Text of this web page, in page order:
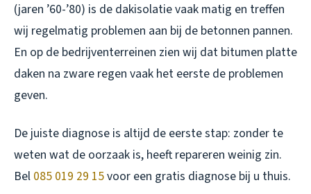
(jaren ’60-’80) is de dakisolatie vaak matig en treffen
wij regelmatig problemen aan bij de betonnen pannen.
En op de bedrijventerreinen zien wij dat bitumen platte
daken na zware regen vaak het eerste de problemen
geven.
De juiste diagnose is altijd de eerste stap: zonder te
weten wat de oorzaak is, heeft repareren weinig zin.
Bel 085 019 29 15voor een gratis diagnose bij u thuis.